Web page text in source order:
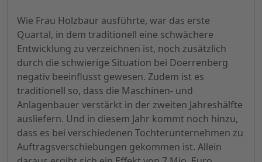
Wie Frau Holzbaur ausführte, war das erste
Quartal, in dem traditionell eine schwächere
Entwicklung zu verzeichnen ist, noch zusätzlich
durch die schwierige Situation bei Doerrenberg
negativ beeinflusst gewesen. Zudem ist es
traditionell so, dass die Maschinen- und
Anlagenbauer verstärkt in der zweiten Jahreshälfte
ausliefern. Und in diesem Jahr kommt noch hinzu,
dass es bei verschiedenen Tochterunternehmen zu
Auftragsverschiebungen gekommen ist. Allein